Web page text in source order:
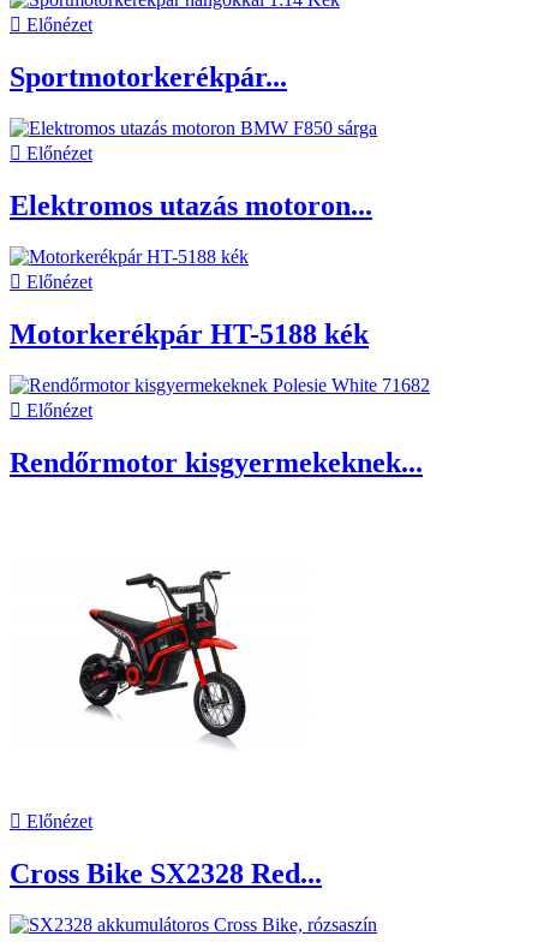
 Előnézet
Sportmotorkerékpár...
 Előnézet
Elektromos utazás motoron...
 Előnézet
Motorkerékpár HT-5188 kék
 Előnézet
Rendőrmotor kisgyermekeknek...
 Előnézet
Cross Bike SX2328 Red...